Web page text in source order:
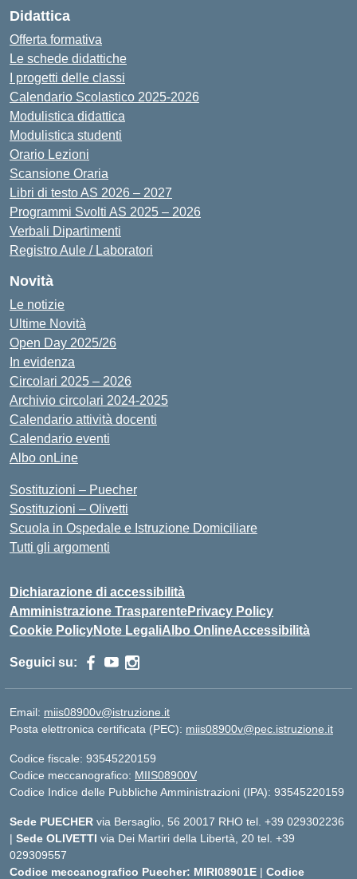
Didattica
Offerta formativa
Le schede didattiche
I progetti delle classi
Calendario Scolastico 2025-2026
Modulistica didattica
Modulistica studenti
Orario Lezioni
Scansione Oraria
Libri di testo AS 2026 – 2027
Programmi Svolti AS 2025 – 2026
Verbali Dipartimenti
Registro Aule / Laboratori
Novità
Le notizie
Ultime Novità
Open Day 2025/26
In evidenza
Circolari 2025 – 2026
Archivio circolari 2024-2025
Calendario attività docenti
Calendario eventi
Albo onLine
Sostituzioni – Puecher
Sostituzioni – Olivetti
Scuola in Ospedale e Istruzione Domiciliare
Tutti gli argomenti
Dichiarazione di accessibilità
Amministrazione TrasparentePrivacy Policy
Cookie PolicyNote LegaliAlbo OnlineAccessibilità
Seguici su:
Email: miis08900v@istruzione.it
Posta elettronica certificata (PEC): miis08900v@pec.istruzione.it
Codice fiscale: 93545220159
Codice meccanografico: MIIS08900V
Codice Indice delle Pubbliche Amministrazioni (IPA): 93545220159
Sede PUECHER via Bersaglio, 56 20017 RHO tel. +39 029302236
| Sede OLIVETTI via Dei Martiri della Libertà, 20 tel. +39
029309557
Codice meccanografico Puecher: MIRI08901E | Codice